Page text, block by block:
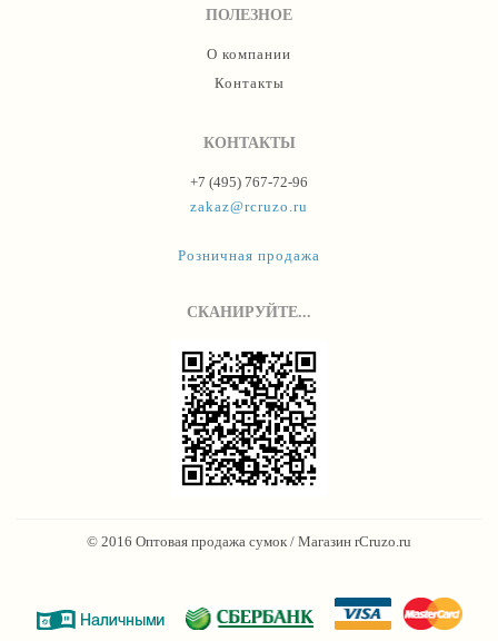
ПОЛЕЗНОЕ
О компании
Контакты
КОНТАКТЫ
+7 (495) 767-72-96
zakaz@rcruzo.ru
Розничная продажа
СКАНИРУЙТЕ...
© 2016 Оптовая продажа сумок / Магазин rCruzo.ru